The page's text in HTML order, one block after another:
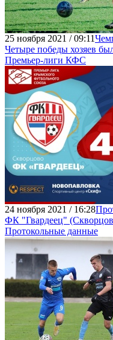
25 ноября 2021 / 09:11
Четыре победы хозяев
Премьер-лиги КФС
24 ноября 2021 / 16:28
ФК "Гвардеец"
Протокольные данные